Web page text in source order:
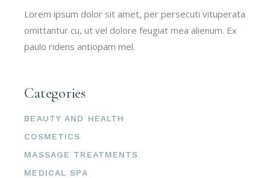
Lorem ipsum dolor sit amet, per persecuti vituperata
omittantur cu, ut vel dolore feugiat mea alienum. Ex
paulo ridens antiopam mel.
Categories
BEAUTY AND HEALTH
COSMETICS
MASSAGE TREATMENTS
MEDICAL SPA